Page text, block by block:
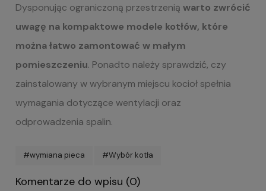
Dysponując ograniczoną przestrzenią warto zwrócić
uwagę na kompaktowe modele kotłów, które
można łatwo zamontować w małym
pomieszczeniu. Ponadto należy sprawdzić, czy
zainstalowany w wybranym miejscu kocioł spełnia
wymagania dotyczące wentylacji oraz
odprowadzenia spalin.
#wymiana pieca #Wybór kotła
Komentarze do wpisu (0)